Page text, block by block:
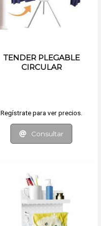
TENDER PLEGABLE
CIRCULAR
Regístrate para ver precios.
Consultar